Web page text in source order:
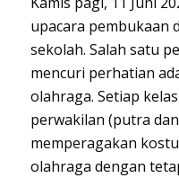
upacara pembukaan
sekolah. Salah satu
mencuri perhatian
olahraga. Setiap
perwakilan (putra
memperagakan
olahraga dengan